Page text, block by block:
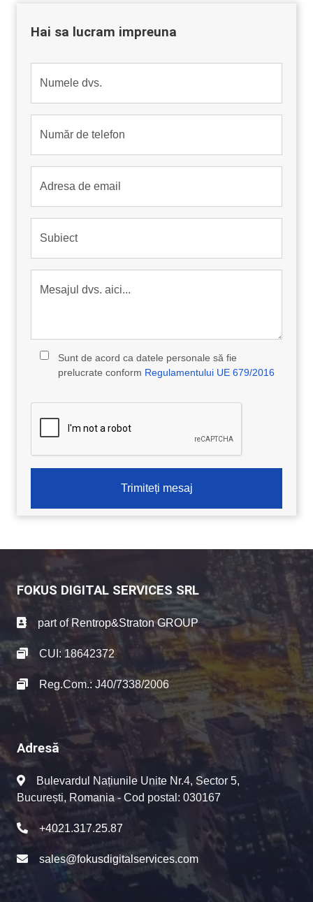
Hai sa lucram impreuna
Numele dvs.
Număr de telefon
Adresa de email
Subiect
Mesajul dvs. aici...
Sunt de acord ca datele personale să fie
prelucrate conform Regulamentului UE 679/2016
Trimiteți mesaj
FOKUS DIGITAL SERVICES SRL
part ofRentrop&Straton GROUP
CUI: 18642372
Reg.Com.: J40/7338/2006
Adresă
Bulevardul Națiunile Unite Nr.4, Sector 5,
București, Romania - Cod postal: 030167
+4021.317.25.87
sales@fokusdigitalservices.com